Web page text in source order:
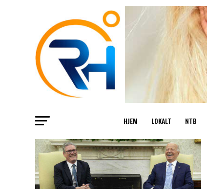
HJEM LOKALT NTB